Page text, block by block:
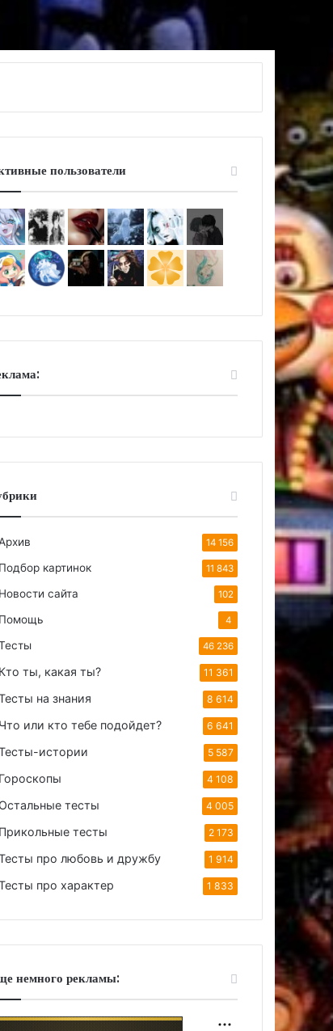
пользователи
14 156
Подбор картинок 11 843
Новости сайта 102
Помощь 4
46 236
Кто ты, какая ты? 11 361
на знания 8 614
Что или кто тебе подойдет? 6 641
истории 5 587
Гороскопы 4 108
Остальные тесты 4 005
Прикольные тесты 2 173
про любовь и дружбу 1 914
про характер 1 833
немного рекламы: